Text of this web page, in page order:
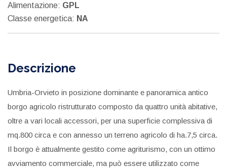
Alimentazione: GPL
Classe energetica: NA
Descrizione
Umbria-Orvieto in posizione dominante e panoramica antico
borgo agricolo ristrutturato composto da quattro unità abitative,
oltre a vari locali accessori, per una superficie complessiva di
mq.800 circa e con annesso un terreno agricolo di ha.7,5 circa.
Il borgo è attualmente gestito come agriturismo, con un ottimo
avviamento commerciale, ma può essere utilizzato come